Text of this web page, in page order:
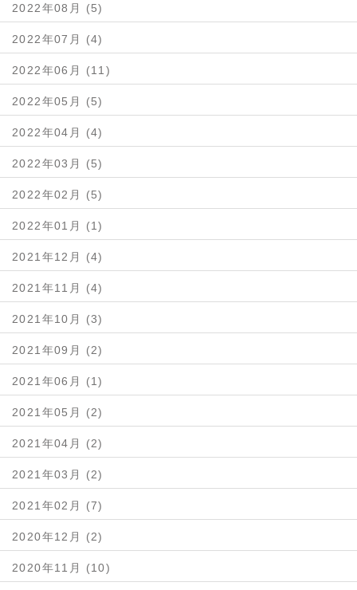
2022年08月 (5)
2022年07月 (4)
2022年06月 (11)
2022年05月 (5)
2022年04月 (4)
2022年03月 (5)
2022年02月 (5)
2022年01月 (1)
2021年12月 (4)
2021年11月 (4)
2021年10月 (3)
2021年09月 (2)
2021年06月 (1)
2021年05月 (2)
2021年04月 (2)
2021年03月 (2)
2021年02月 (7)
2020年12月 (2)
2020年11月 (10)